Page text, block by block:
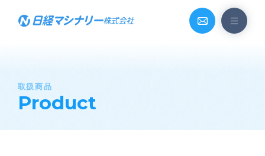
取扱商品
Product